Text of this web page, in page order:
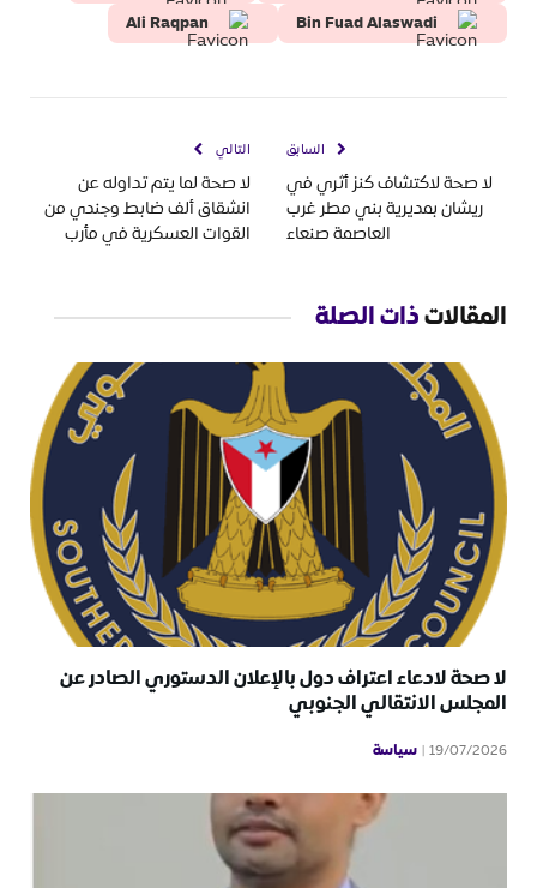
Bin Fuad Alaswadi
Ali Raqpan
السابق
لا صحة لاكتشاف كنز أثري في
ريشان بمديرية بني مطر غرب
العاصمة صنعاء
التالي
لا صحة لما يتم تداوله عن
انشقاق ألف ضابط وجندي من
القوات العسكرية في مأرب
المقالاتذات الصلة
لا صحة لادعاء اعتراف دول بالإعلان الدستوري الصادر عن
المجلس الانتقالي الجنوبي
19/07/2026 سياسة